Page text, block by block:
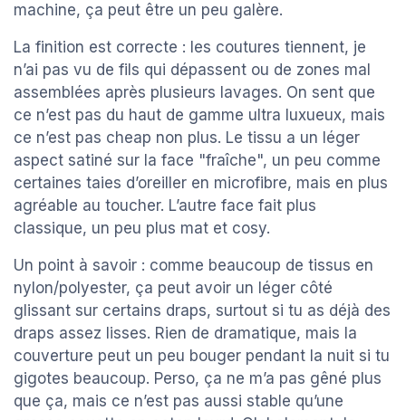
machine, ça peut être un peu galère.
La finition est correcte : les coutures tiennent, je
n’ai pas vu de fils qui dépassent ou de zones mal
assemblées après plusieurs lavages. On sent que
ce n’est pas du haut de gamme ultra luxueux, mais
ce n’est pas cheap non plus. Le tissu a un léger
aspect satiné sur la face "fraîche", un peu comme
certaines taies d’oreiller en microfibre, mais en plus
agréable au toucher. L’autre face fait plus
classique, un peu plus mat et cosy.
Un point à savoir : comme beaucoup de tissus en
nylon/polyester, ça peut avoir un léger côté
glissant sur certains draps, surtout si tu as déjà des
draps assez lisses. Rien de dramatique, mais la
couverture peut un peu bouger pendant la nuit si tu
gigotes beaucoup. Perso, ça ne m’a pas gêné plus
que ça, mais ce n’est pas aussi stable qu’une